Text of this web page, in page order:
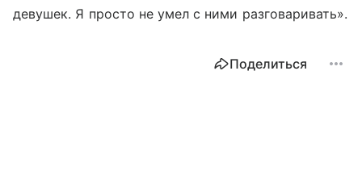
девушек. Я просто не умел с ними разговаривать».
Поделиться